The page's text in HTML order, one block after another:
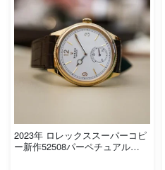
2023年 ロレックススーパーコピ
ー新作52508パーペチュアル